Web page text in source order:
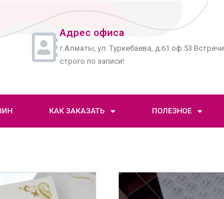
Адрес офиса
г.Алматы, ул. Туркебаева, д.61 оф.53 Встречи
строго по записи!
КАК ЗАКАЗАТЬ ПОЛЕЗНОЕ